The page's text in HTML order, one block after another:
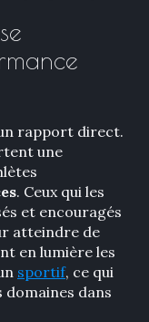
rapport direct.
une
. Ceux qui les
et encouragés
atteindre de
en lumière les
sportif, ce qui
domaines dans